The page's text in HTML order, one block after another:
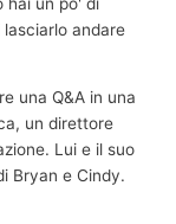
andare
una Q&A in una
un direttore
Lui e il suo
Bryan e Cindy.